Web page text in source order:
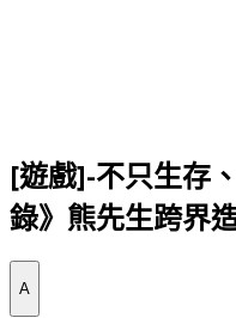
[遊戲]-不只生存
錄》熊先生跨界
A